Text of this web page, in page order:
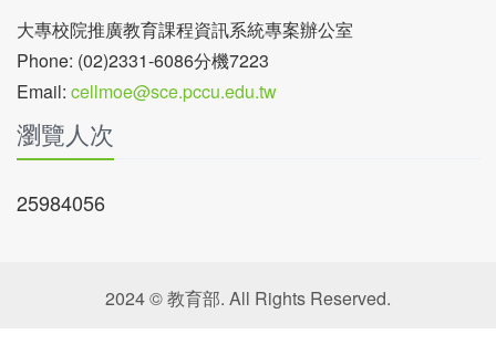
大專校院推廣教育課程資訊系統專案辦公室
Phone: (02)2331-6086分機7223
Email: cellmoe@sce.pccu.edu.tw
瀏覽人次
25984056
2024 © 教育部. All Rights Reserved.